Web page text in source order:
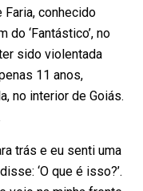
conhecido
‘Fantástico’, no
sido violentada
11 anos,
no interior de Goiás.
trás e eu senti uma
‘O que é isso?’.